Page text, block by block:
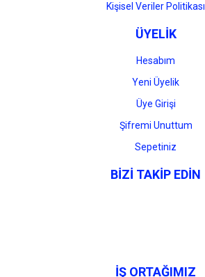
Kişisel Veriler Politikası
ÜYELİK
Hesabım
Yeni Üyelik
Üye Girişi
Şifremi Unuttum
Sepetiniz
BİZİ TAKİP EDİN
İŞ ORTAĞIMIZ